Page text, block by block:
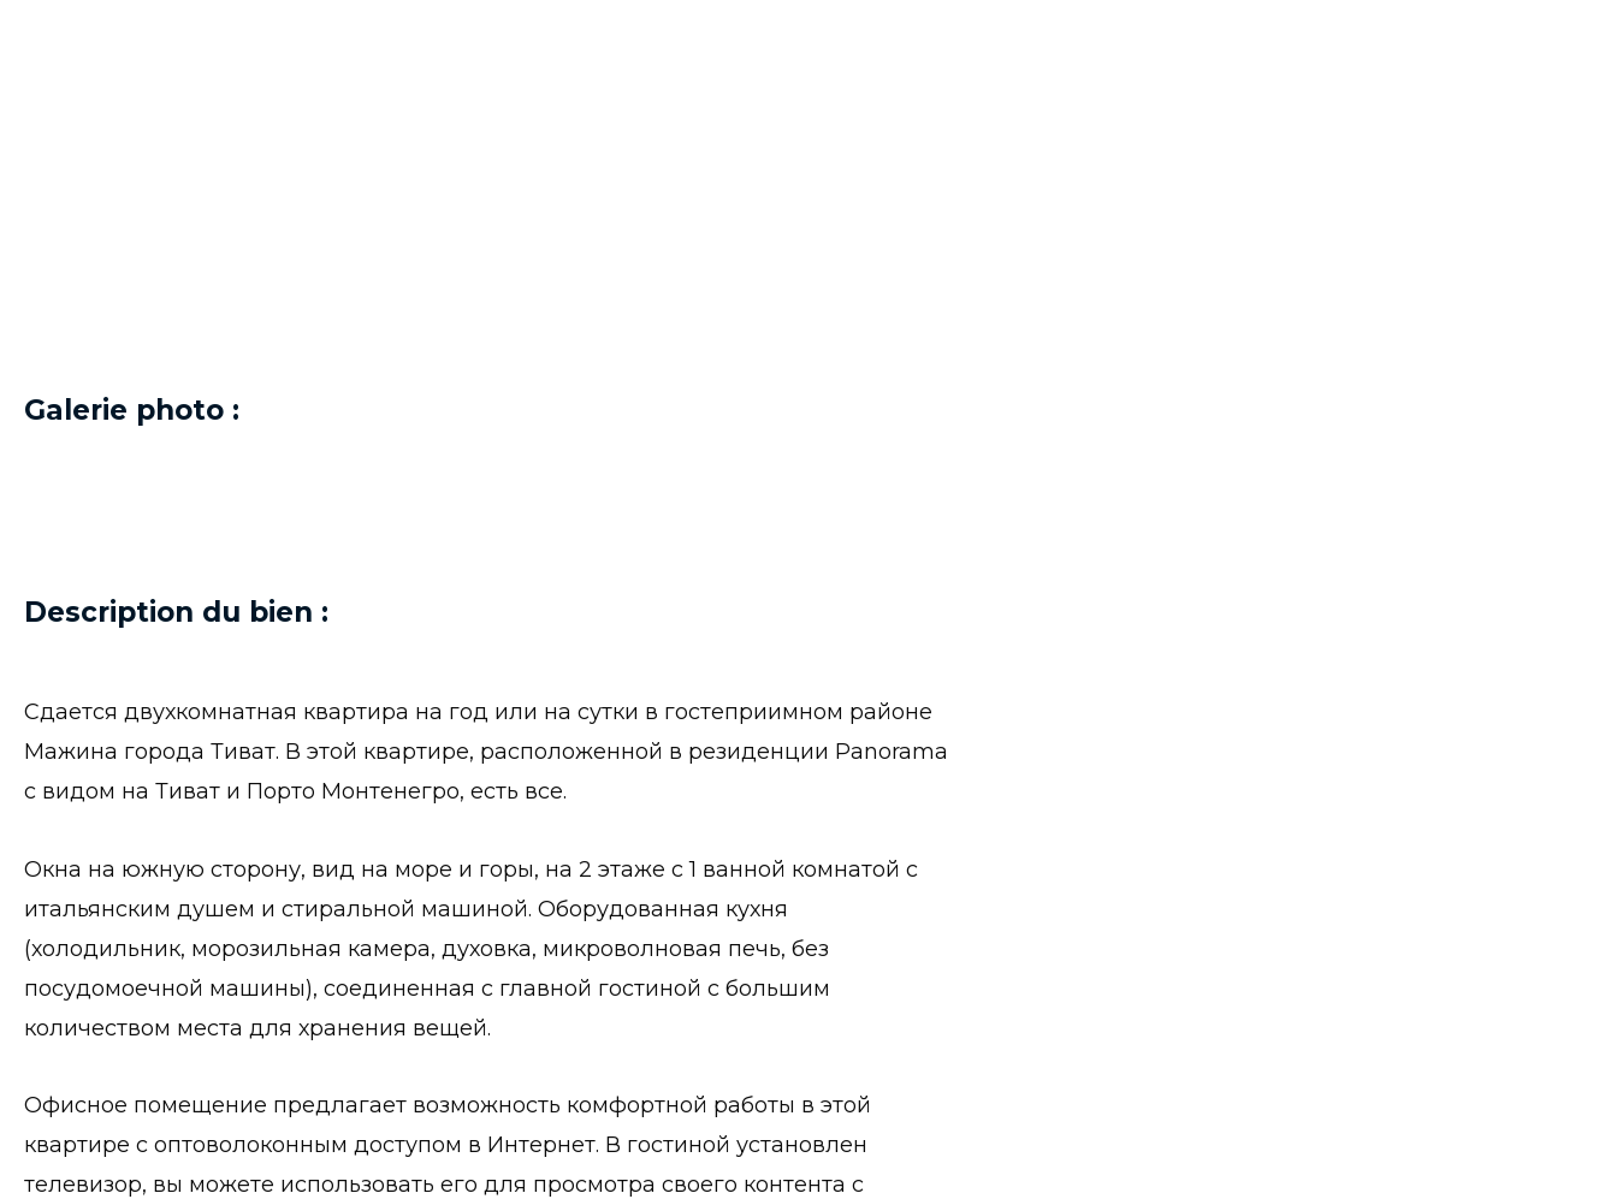
Galerie photo :
Description du bien :
Сдается двухкомнатная квартира на год или на сутки в гостеприимном районе
Мажина города Тиват. В этой квартире, расположенной в резиденции Panorama
с видом на Тиват и Порто Монтенегро, есть все.
Окна на южную сторону, вид на море и горы, на 2 этаже с 1 ванной комнатой с
итальянским душем и стиральной машиной. Оборудованная кухня
(холодильник, морозильная камера, духовка, микроволновая печь, без
посудомоечной машины), соединенная с главной гостиной с большим
количеством места для хранения вещей.
Офисное помещение предлагает возможность комфортной работы в этой
квартире с оптоволоконным доступом в Интернет. В гостиной установлен
телевизор, вы можете использовать его для просмотра своего контента с